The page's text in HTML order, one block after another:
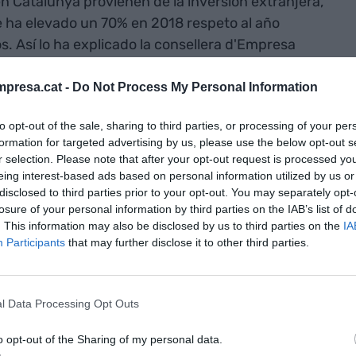
- Do Not Process My Personal Information
opt-out of the sale, sharing to third parties, or processing of your
for targeted advertising by us, please use the below opt-out
selection. Please note that after your opt-out request is processed
interest-based ads based on personal information utilized by us
to third parties prior to your opt-out. You may separately
of your personal information by third parties on the IAB’s list of
This information may also be disclosed by us to third parties on the
Participants that may further disclose it to other third parties.
Data Processing Opt Outs
opt-out of the Sharing of my personal data.
elevado un 70% en 2018 respeto al año
Así lo ha explicado la consellera d'Empresa
y en volumen de proyectos" batiendo así un
población europea, Catalunya capta un 2,7% de
investigación e innovación de la Unión
también ha visto como los proyectos de
un 20% en relación a 2017 con un
supuesto una inversión de 322 millones de
delegat de Acció,
-empresas que aterrizan de nuevo en Catalunya-